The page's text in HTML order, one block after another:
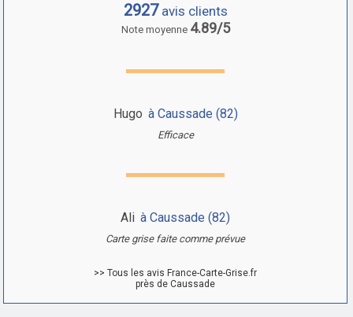
2927avis clients
Note moyenne 4.89/5
Hugo à Caussade (82)
Efficace
Ali à Caussade (82)
Carte grise faite comme prévue
>> Tous les avis France-Carte-Grise.fr
près de Caussade